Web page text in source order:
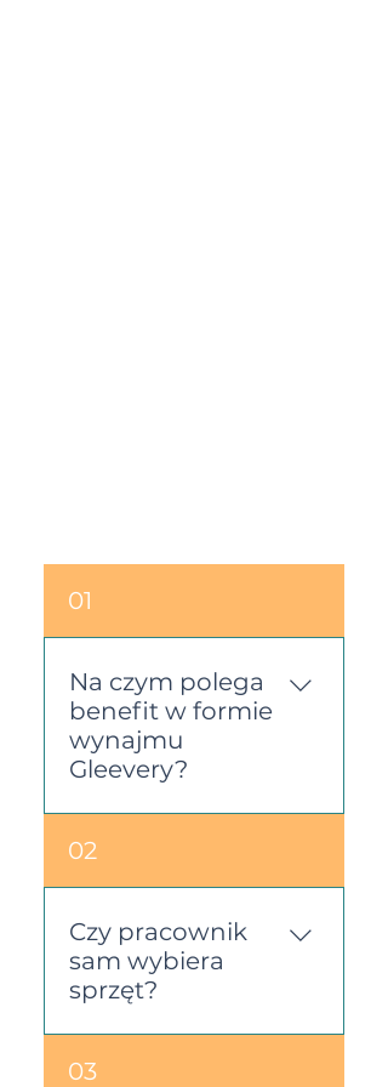
01
Na czym polega
benefit w formie
wynajmu
Gleevery?
Benefit w formie
wynajmu Gleevery to
możliwość udostępnienia
pracownikom różnego
rodzaju sprzętów (np.
laptopów, hulajnóg
elektrycznych, kamer
sportowych) w modelu
wynajmu. Pracownicy
02
Czy pracownik
sam wybiera
sprzęt?
Tak – pracownik
03